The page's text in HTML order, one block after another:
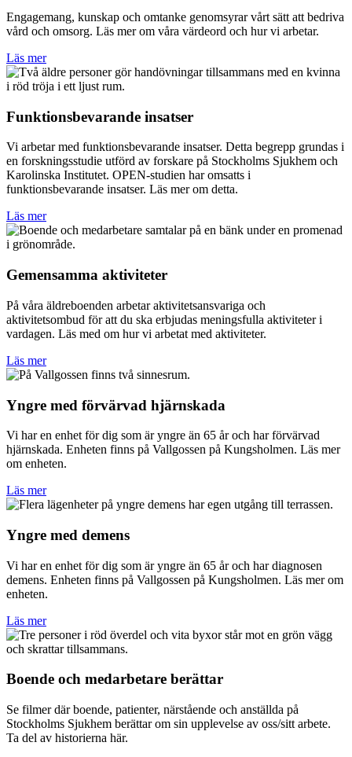
Engagemang, kunskap och omtanke genomsyrar vårt sätt att bedriva
vård och omsorg. Läs mer om våra värdeord och hur vi arbetar.
Läs mer
Funktionsbevarande insatser
Vi arbetar med funktionsbevarande insatser. Detta begrepp grundas i
en forskningsstudie utförd av forskare på Stockholms Sjukhem och
Karolinska Institutet. OPEN-studien har omsatts i
funktionsbevarande insatser. Läs mer om detta.
Läs mer
Gemensamma aktiviteter
På våra äldreboenden arbetar aktivitetsansvariga och
aktivitetsombud för att du ska erbjudas meningsfulla aktiviteter i
vardagen. Läs med om hur vi arbetat med aktiviteter.
Läs mer
Yngre med förvärvad hjärnskada
Vi har en enhet för dig som är yngre än 65 år och har förvärvad
hjärnskada. Enheten finns på Vallgossen på Kungsholmen. Läs mer
om enheten.
Läs mer
Yngre med demens
Vi har en enhet för dig som är yngre än 65 år och har diagnosen
demens. Enheten finns på Vallgossen på Kungsholmen. Läs mer om
enheten.
Läs mer
Boende och medarbetare berättar
Se filmer där boende, patienter, närstående och anställda på
Stockholms Sjukhem berättar om sin upplevelse av oss/sitt arbete.
Ta del av historierna här.